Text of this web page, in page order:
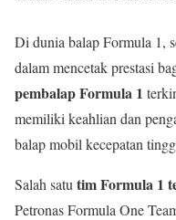
Di dunia balap Formula 1,
dalam mencetak prestasi
pembalap Formula 1
memiliki keahlian dan
balap mobil kecepatan
Salah satu tim Formula 1
Petronas Formula One